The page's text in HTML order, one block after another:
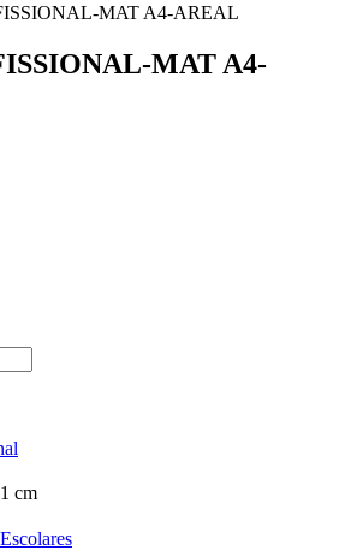
MAT A4-
1 cm
Escolares